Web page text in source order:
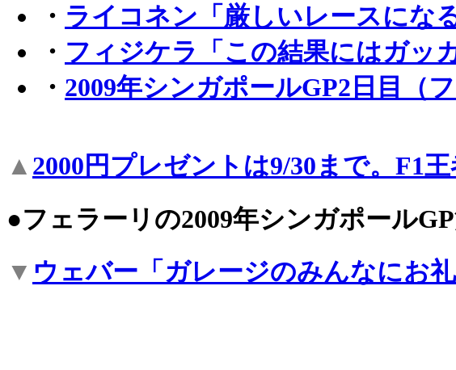
・ ライコネン「厳しいレースになる
・ フィジケラ「この結果にはガッ
・ 2009年シンガポールGP2日目（フ
▲ 2000円プレゼントは9/30まで。F1
●フェラーリの2009年シンガポール
▼ ウェバー「ガレージのみんなにお礼